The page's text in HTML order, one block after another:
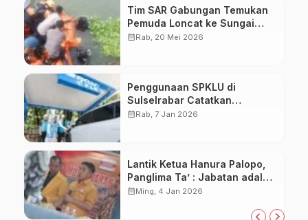
Tim SAR Gabungan Temukan
Pemuda Loncat ke Sungai
Pampang Makassar
calendar_monthRab, 20 Mei 2026
Penggunaan SPKLU di
Sulselrabar Catatkan
Kenaikan Tiga Kali Lipat di
calendar_monthRab, 7 Jan 2026
Lantik Ketua Hanura Palopo,
Panglima Ta’ : Jabatan adalah
amanah siap dipertanggung
calendar_monthMing, 4 Jan 2026